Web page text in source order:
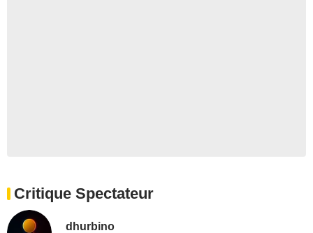
Critique Spectateur
dhurbino